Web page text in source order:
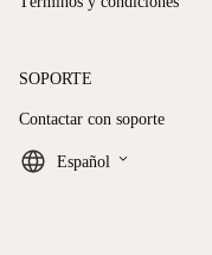
SOPORTE
Contactar con soporte
Español keyboard_arrow_down